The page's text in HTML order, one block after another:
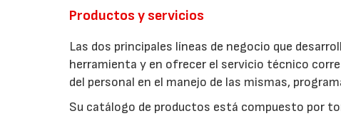
Productos y servicios
Las dos principales líneas de negocio que
herramienta y en ofrecer el servicio técnico
del personal en el manejo de las mismas,
Su catálogo de productos está compuesto por